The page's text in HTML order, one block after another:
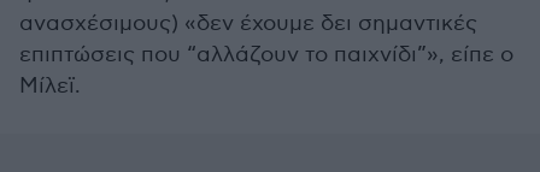
ανασχέσιμους) «δεν έχουμε δει σημαντικές
επιπτώσεις που “αλλάζουν το παιχνίδι”», είπε ο
Μίλεϊ.